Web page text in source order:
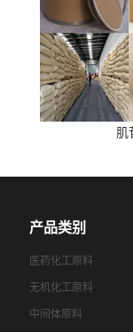
肌
产品类别
医药化工原料
无机化工原料
中间体原料